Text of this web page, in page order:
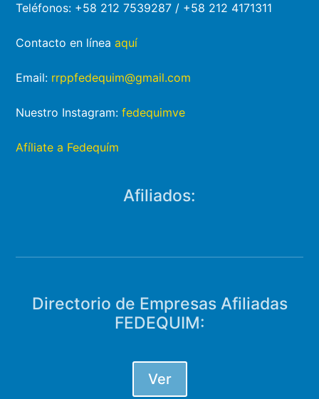
Teléfonos: +58 212 7539287 / +58 212 4171311
Contacto en líneaaquí
Email: rrppfedequim@gmail.com
Nuestro Instagram:fedequimve
Afíliate a Fedequím
Afiliados:
Directorio de Empresas Afiliadas
FEDEQUIM:
Ver